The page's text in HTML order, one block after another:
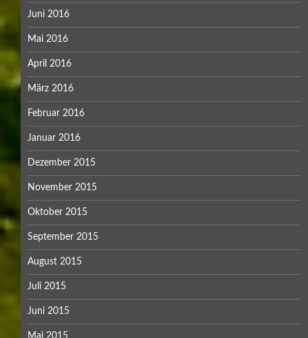
Juni 2016
Mai 2016
April 2016
März 2016
Februar 2016
Januar 2016
Dezember 2015
November 2015
Oktober 2015
September 2015
August 2015
Juli 2015
Juni 2015
Mai 2015